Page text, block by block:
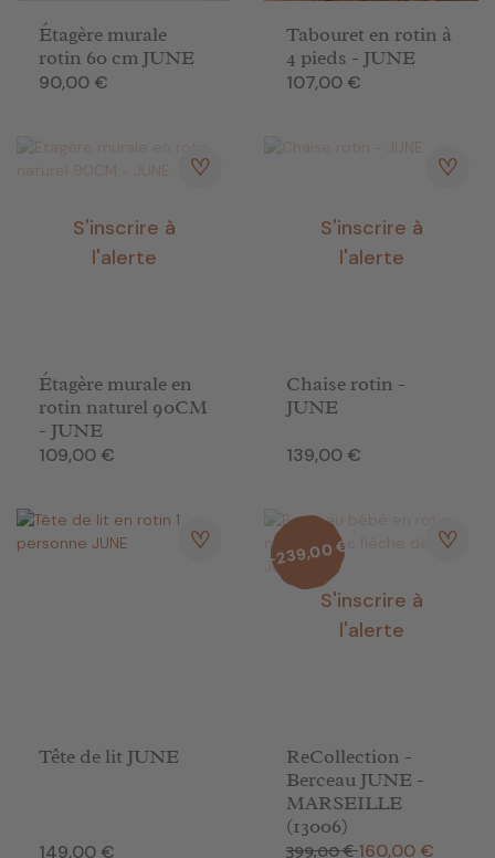
Étagère murale
rotin 60 cm JUNE
Prix
90,00 €
Tabouret en rotin à
4 pieds - JUNE
Prix
107,00 €
S'inscrire à
l'alerte
Étagère murale en
rotin naturel 90CM
- JUNE
Prix
109,00 €
S'inscrire à
l'alerte
Chaise rotin -
JUNE
Prix
139,00 €
Tête de lit JUNE
Prix
149,00 €
S'inscrire à
l'alerte
ReCollection -
Berceau JUNE -
MARSEILLE
(13006)
Prix de base
399,00 €Prix
160,00 €
-239,00 €